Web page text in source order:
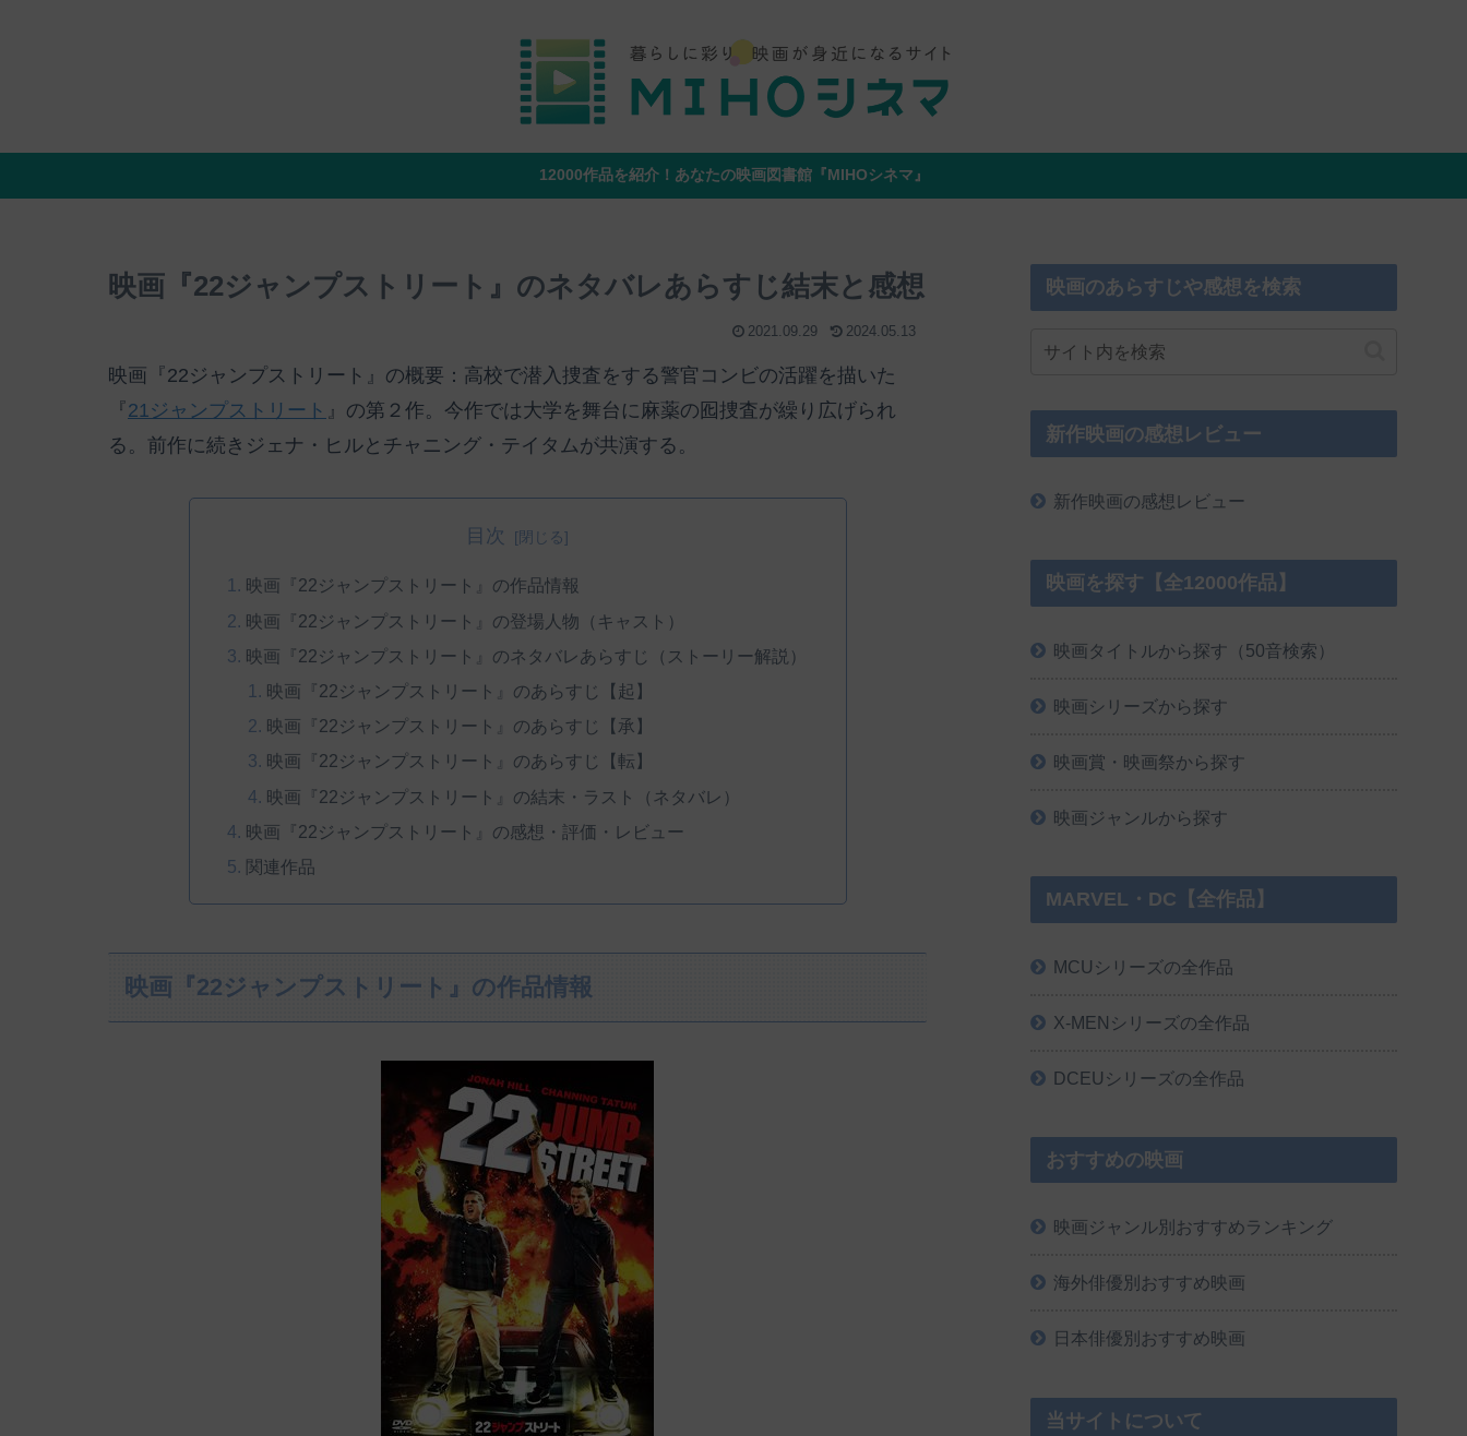
12000作品を紹介！あなたの映画図書館『MIHOシネマ』
映画『22ジャンプストリート』のネタバレあらすじ結末と感想
2021.09.29 2024.05.13
映画『22ジャンプストリート』の概要：高校で潜入捜査をする警官コンビの活躍を描いた
『21ジャンプストリート 』の第２作。今作では大学を舞台に麻薬の囮捜査が繰り広げられ
る。前作に続きジェナ・ヒルとチャニング・テイタムが共演する。
目次
映画『22ジャンプストリート』の作品情報
映画『22ジャンプストリート』の登場人物（キャスト）
映画『22ジャンプストリート』のネタバレあらすじ（ストーリー解説）
映画『22ジャンプストリート』のあらすじ【起】
映画『22ジャンプストリート』のあらすじ【承】
映画『22ジャンプストリート』のあらすじ【転】
映画『22ジャンプストリート』の結末・ラスト（ネタバレ）
映画『22ジャンプストリート』の感想・評価・レビュー
関連作品
映画『22ジャンプストリート』の作品情報
映画のあらすじや感想を検索
新作映画の感想レビュー
新作映画の感想レビュー
映画を探す【全12000作品】
映画タイトルから探す（50音検索）
映画シリーズから探す
映画賞・映画祭から探す
映画ジャンルから探す
MARVEL・DC【全作品】
MCUシリーズの全作品
X-MENシリーズの全作品
DCEUシリーズの全作品
おすすめの映画
映画ジャンル別おすすめランキング
海外俳優別おすすめ映画
日本俳優別おすすめ映画
当サイトについて